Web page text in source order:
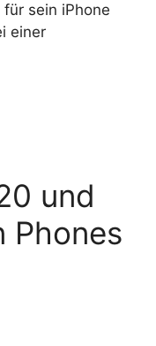
sein iPhone
einer
und
Phones